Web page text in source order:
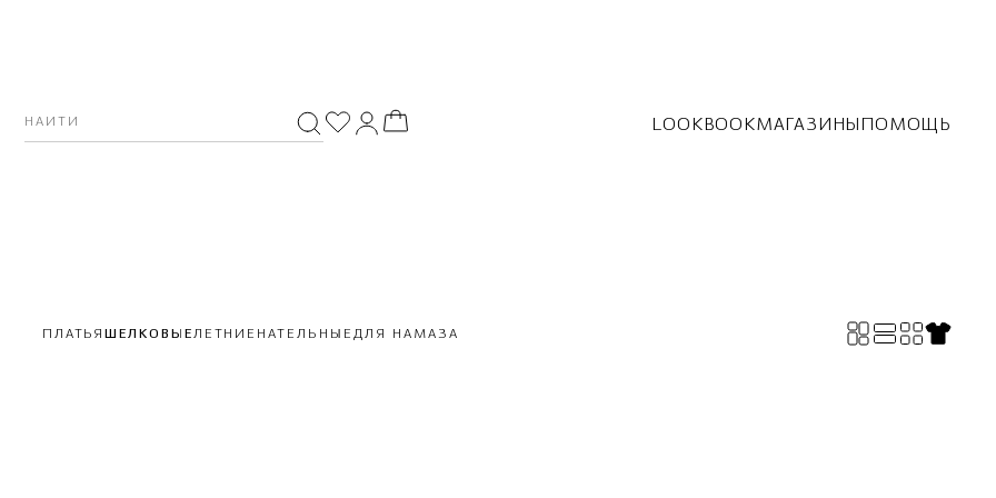
LOOKBOOKМАГАЗИНЫ ПОМОЩЬ
ПЛАТЬЯ ШЕЛКОВЫЕ ЛЕТНИЕ НАТЕЛЬНЫЕ ДЛЯ НАМАЗА